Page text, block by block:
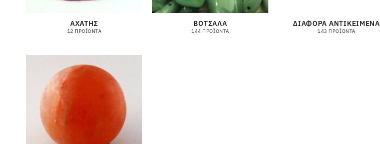
ΑΧΑΤΗΣ
12 ΠΡΟΪΌΝΤΑ
ΒΟΤΣΑΛΑ
144 ΠΡΟΪΌΝΤΑ
ΔΙΑΦΟΡΑ ΑΝΤΙΚΕΙΜΕΝΑ
143 ΠΡΟΪΌΝΤΑ